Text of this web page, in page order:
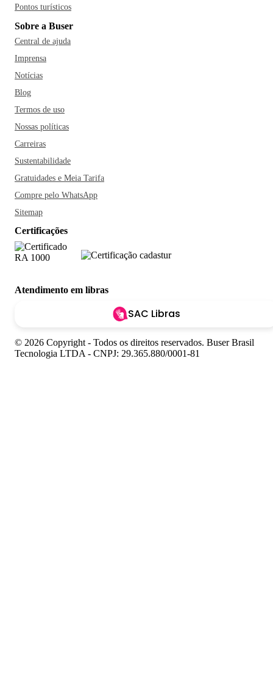
Pontos turísticos
Sobre a Buser
Central de ajuda
Imprensa
Notícias
Blog
Termos de uso
Nossas políticas
Carreiras
Sustentabilidade
Gratuidades e Meia Tarifa
Compre pelo WhatsApp
Sitemap
Certificações
Atendimento em libras
SAC Libras
© 2026 Copyright - Todos os direitos reservados. Buser Brasil
Tecnologia LTDA - CNPJ: 29.365.880/0001-81